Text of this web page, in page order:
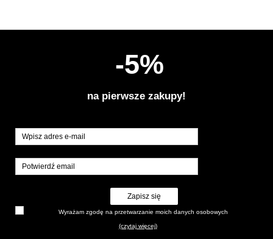
-5%
na pierwsze zakupy!
Zapisz się
Wyrażam zgodę na przetwarzanie moich danych osobowych
(czytaj więcej)